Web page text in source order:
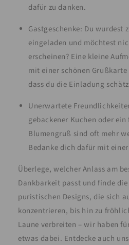
dafür zu danken.
Gastgeschenke: Du wurdest
eingeladen und möchtest
erscheinen? Eine kleine
mit einer schönen
dass du die Einladung
Unerwartete
gebackener Kuchen oder
Blumengruß sind oft mehr
Bedanke dich dafür mit
Überlege, welcher Anlass am
Dankbarkeit passt und finde
puristischen Designs, die sich
konzentrieren, bis hin zu
Laune verbreiten – wir haben
etwas dabei. Entdecke auch